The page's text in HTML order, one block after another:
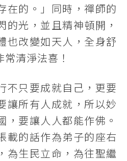
在的。」同時，禪師的
的光，並且精神頓開，
也改變如天人，全身舒
清淨法喜！
不只要成就自己，更要
讓所有人成就，所以妙
，要讓人人都能作佛。
載的話作為弟子的座右
為生民立命，為往聖繼